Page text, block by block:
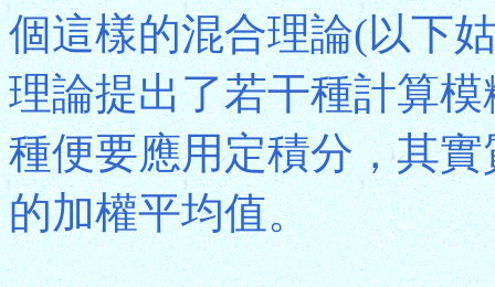
個這樣的混合理論(以下
理論提出了若干種計算
種便要應用定積分，其
的加權平均值。